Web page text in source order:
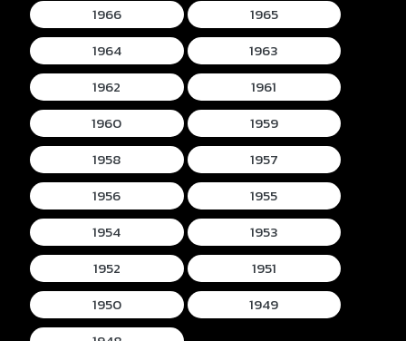
1966
1965
1964
1963
1962
1961
1960
1959
1958
1957
1956
1955
1954
1953
1952
1951
1950
1949